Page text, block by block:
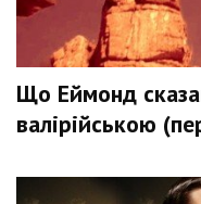
Що Еймонд
валірійською